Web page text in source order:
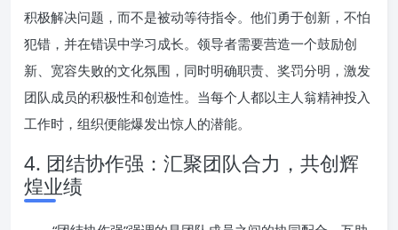
积极解决问题，而不是被动等待指令。他们勇于创新，不怕
犯错，并在错误中学习成长。领导者需要营造一个鼓励创
新、宽容失败的文化氛围，同时明确职责、奖罚分明，激发
团队成员的积极性和创造性。当每个人都以主人翁精神投入
工作时，组织便能爆发出惊人的潜能。
4. 团结协作强：汇聚团队合力，共创辉
煌业绩